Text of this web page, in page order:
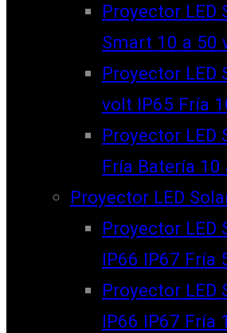
Proyector LED
Smart 10 a 50
Proyector LED
volt IP65 Fría
Proyector LED
Fría Batería
Proyector LED
Proyector LED
IP66 IP67 Fría
Proyector LED
IP66 IP67 Fría